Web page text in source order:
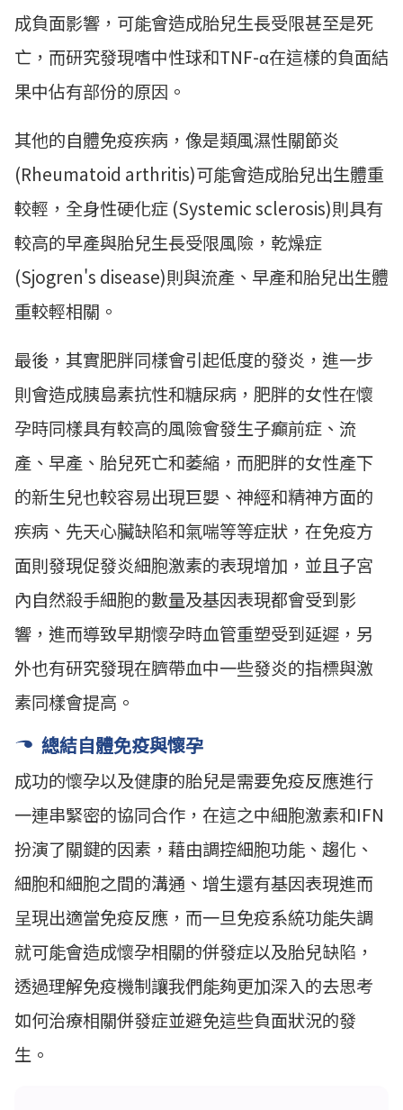
成負面影響，可能會造成胎兒生長受限甚至是死
亡，而研究發現嗜中性球和TNF-α在這樣的負面結
果中佔有部份的原因。
其他的自體免疫疾病，像是類風濕性關節炎
(Rheumatoid arthritis)可能會造成胎兒出生體重
較輕，全身性硬化症 (Systemic sclerosis)則具有
較高的早產與胎兒生長受限風險，乾燥症
(Sjogren's disease)則與流產、早產和胎兒出生體
重較輕相關。
最後，其實肥胖同樣會引起低度的發炎，進一步
則會造成胰島素抗性和糖尿病，肥胖的女性在懷
孕時同樣具有較高的風險會發生子癲前症、流
產、早產、胎兒死亡和萎縮，而肥胖的女性產下
的新生兒也較容易出現巨嬰、神經和精神方面的
疾病、先天心臟缺陷和氣喘等等症狀，在免疫方
面則發現促發炎細胞激素的表現增加，並且子宮
內自然殺手細胞的數量及基因表現都會受到影
響，進而導致早期懷孕時血管重塑受到延遲，另
外也有研究發現在臍帶血中一些發炎的指標與激
素同樣會提高。
總結自體免疫與懷孕
成功的懷孕以及健康的胎兒是需要免疫反應進行
一連串緊密的協同合作，在這之中細胞激素和IFN
扮演了關鍵的因素，藉由調控細胞功能、趨化、
細胞和細胞之間的溝通、增生還有基因表現進而
呈現出適當免疫反應，而一旦免疫系統功能失調
就可能會造成懷孕相關的併發症以及胎兒缺陷，
透過理解免疫機制讓我們能夠更加深入的去思考
如何治療相關併發症並避免這些負面狀況的發
生。